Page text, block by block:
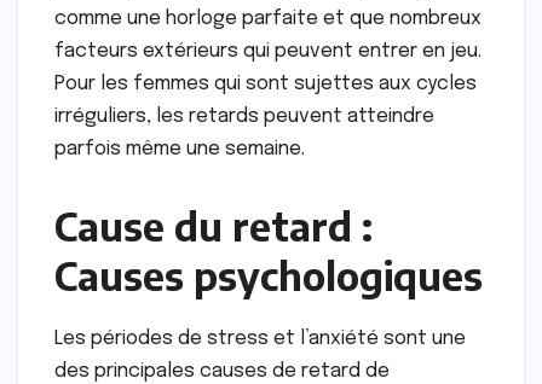
comme une horloge parfaite et que nombreux
facteurs extérieurs qui peuvent entrer en jeu.
Pour les femmes qui sont sujettes aux cycles
irréguliers, les retards peuvent atteindre
parfois même une semaine.
Cause du retard :
Causes psychologiques
Les périodes de stress et l’anxiété sont une
des principales causes de retard de